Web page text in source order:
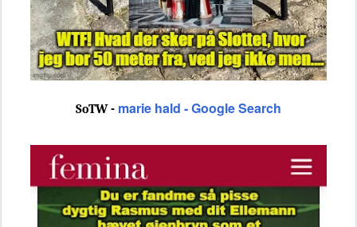
SoTW - marie hald - Google Search